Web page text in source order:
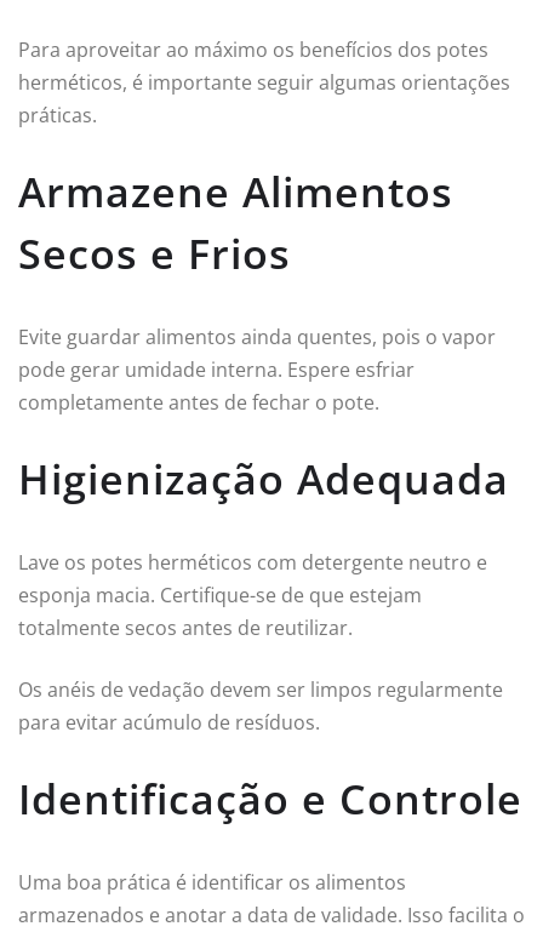
Para aproveitar ao máximo os benefícios dos potes
herméticos, é importante seguir algumas orientações
práticas.
Armazene Alimentos
Secos e Frios
Evite guardar alimentos ainda quentes, pois o vapor
pode gerar umidade interna. Espere esfriar
completamente antes de fechar o pote.
Higienização Adequada
Lave os potes herméticos com detergente neutro e
esponja macia. Certifique-se de que estejam
totalmente secos antes de reutilizar.
Os anéis de vedação devem ser limpos regularmente
para evitar acúmulo de resíduos.
Identificação e Controle
Uma boa prática é identificar os alimentos
armazenados e anotar a data de validade. Isso facilita o